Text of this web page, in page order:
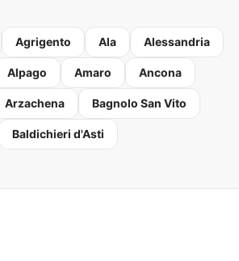
Agrigento Ala Alessandria
Alpago Amaro Ancona
Arzachena Bagnolo San Vito
Baldichieri d'Asti